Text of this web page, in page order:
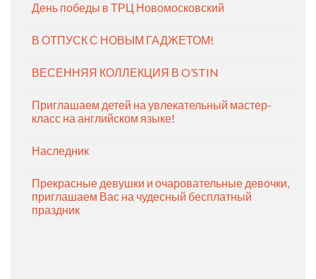
День победы в ТРЦ Новомосковский
В ОТПУСК С НОВЫМ ГАДЖЕТОМ!
ВЕСЕННЯЯ КОЛЛЕКЦИЯ В O’STIN
Приглашаем детей на увлекательный мастер-
класс на английском языке!
Наследник
Прекрасные девушки и очаровательные девочки,
приглашаем Вас на чудесный бесплатный
праздник